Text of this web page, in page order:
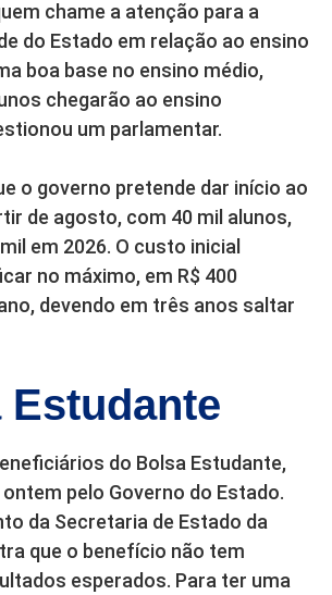
chame a atenção para a
do Estado em relação ao ensino
boa base no ensino médio,
chegarão ao ensino
um parlamentar.
o governo pretende dar início ao
de agosto, com 40 mil alunos,
em 2026. O custo inicial
no máximo, em R$ 400
devendo em três anos saltar
Estudante
do Bolsa Estudante,
pelo Governo do Estado.
da Secretaria de Estado da
que o benefício não tem
esperados. Para ter uma